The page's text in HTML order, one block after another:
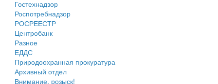
Собрание депутатов
Городское поселение
Сельские поселения
Гостехнадзор
Роспотребнадзор
РОСРЕЕСТР
Центробанк
Разное
ЕДДС
Природоохранная прокуратура
Архивный отдел
Внимание, розыск!